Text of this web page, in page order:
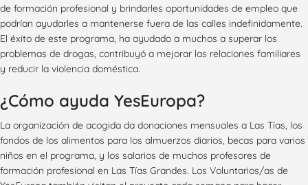
de formación profesional y brindarles oportunidades de empleo que
podrían ayudarles a mantenerse fuera de las calles indefinidamente.
El éxito de este programa, ha ayudado a muchos a superar los
problemas de drogas, contribuyó a mejorar las relaciones familiares
y reducir la violencia doméstica.
¿Cómo ayuda YesEuropa?
La organización de acogida da donaciones mensuales a Las Tías, los
fondos de los alimentos para los almuerzos diarios, becas para varios
niños en el programa, y ​​los salarios de muchos profesores de
formación profesional en Las Tías Grandes. Los Voluntarios/as de